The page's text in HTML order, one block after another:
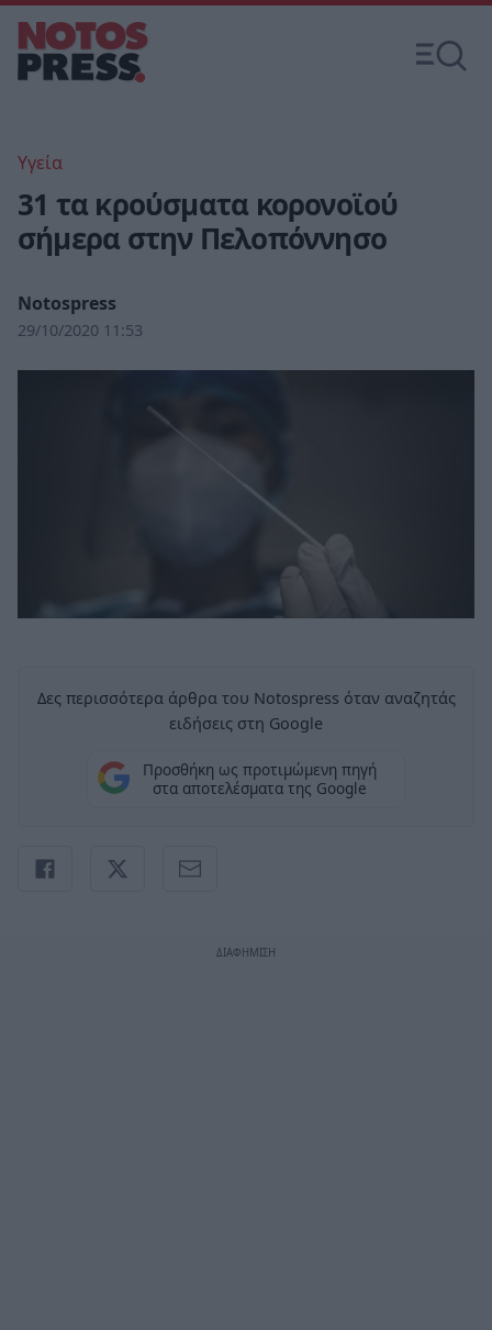
Υγεία
31 τα κρούσματα κορονοϊού
σήμερα στην Πελοπόννησο
Notospress
29/10/2020 11:53
Δες περισσότερα άρθρα του Notospress όταν αναζητάς
ειδήσεις στη Google
Προσθήκη ως προτιμώμενη πηγή
στα αποτελέσματα της Google